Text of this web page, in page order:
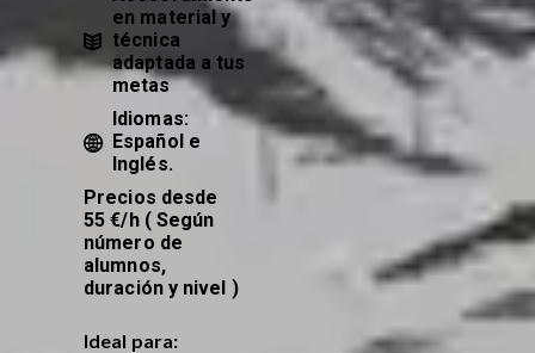
en material y
técnica
adaptada a tus
metas
Idiomas:
Español e
Inglés.
Precios desde
55 €/h ( Según
número de
alumnos,
duración y nivel )
Ideal para: